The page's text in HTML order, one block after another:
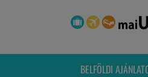
BELFÖLDI